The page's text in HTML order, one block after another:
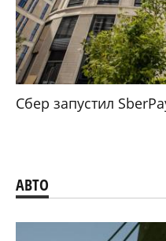
Сбер запустил
АВТО